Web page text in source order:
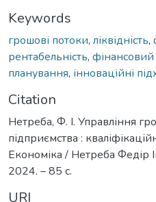
Keywords
грошові потоки, ліквідність,
рентабельність, фінансовий
планування, інноваційні
Citation
Нетреба, Ф. І. Управління
підприємства :
Економіка / Нетреба Федір
2024. – 85 с.
URI